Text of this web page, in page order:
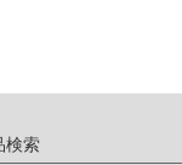
検索